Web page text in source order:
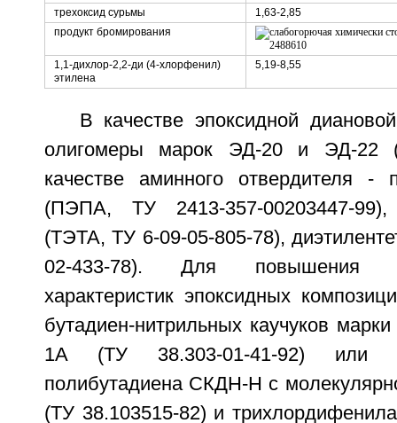
трехоксид сурьмы
1,63-2,85
продукт бромирования
1,1-дихлор-2,2-ди (4-хлорфенил)
этилена
5,19-8,55
В качестве эпоксидной
олигомеры марок ЭД-20 и ЭД-22
качестве аминного отвердителя -
(ПЭПА, ТУ 2413-357-00203447-99),
(ТЭТА, ТУ 6-09-05-805-78),
02-433-78). Для повышения
характеристик эпоксидных
бутадиен-нитрильных каучуков
1А (ТУ 38.303-01-41-92) или
полибутадиена СКДН-Н с
(ТУ 38.103515-82) и